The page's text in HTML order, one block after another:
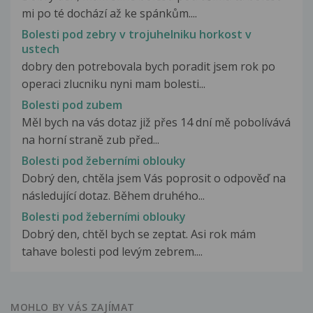
mi po té dochází až ke spánkům....
Bolesti pod zebry v trojuhelniku horkost v
ustech
dobry den potrebovala bych poradit jsem rok po
operaci zlucniku nyni mam bolesti...
Bolesti pod zubem
Měl bych na vás dotaz již přes 14 dní mě pobolívává
na horní straně zub před...
Bolesti pod žeberními oblouky
Dobrý den, chtěla jsem Vás poprosit o odpověď na
následující dotaz. Během druhého...
Bolesti pod žeberními oblouky
Dobrý den, chtěl bych se zeptat. Asi rok mám
tahave bolesti pod levým zebrem....
MOHLO BY VÁS ZAJÍMAT